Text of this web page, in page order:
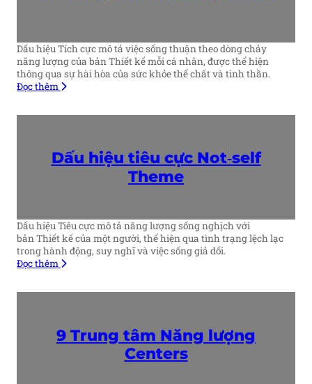
Dấu hiệu Tích cực mô tả việc sống thuận theo dòng chảy
năng lượng của bản Thiết kế mỗi cá nhân, được thể hiện
thông qua sự hài hòa của sức khỏe thể chất và tinh thần.
Đọc thêm
Dấu hiệu tiêu cực Not‑self
Theme
Dấu hiệu Tiêu cực mô tả năng lượng sống nghịch với
bản Thiết kế của một người, thể hiện qua tình trạng lệch lạc
trong hành động, suy nghĩ và việc sống giả dối.
Đọc thêm
9 Trung tâm Năng lượng
Centers